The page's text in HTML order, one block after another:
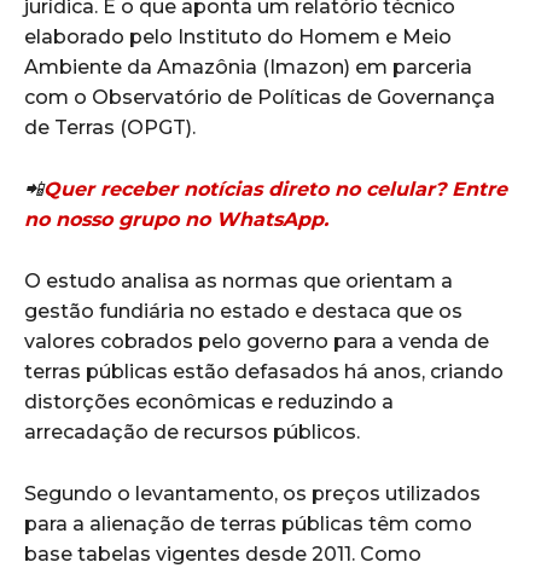
jurídica. É o que aponta um relatório técnico
elaborado pelo Instituto do Homem e Meio
Ambiente da Amazônia (Imazon) em parceria
com o Observatório de Políticas de Governança
de Terras (OPGT).
📲Quer receber notícias direto no celular? Entre
no nosso grupo no WhatsApp.
O estudo analisa as normas que orientam a
gestão fundiária no estado e destaca que os
valores cobrados pelo governo para a venda de
terras públicas estão defasados há anos, criando
distorções econômicas e reduzindo a
arrecadação de recursos públicos.
Segundo o levantamento, os preços utilizados
para a alienação de terras públicas têm como
base tabelas vigentes desde 2011. Como